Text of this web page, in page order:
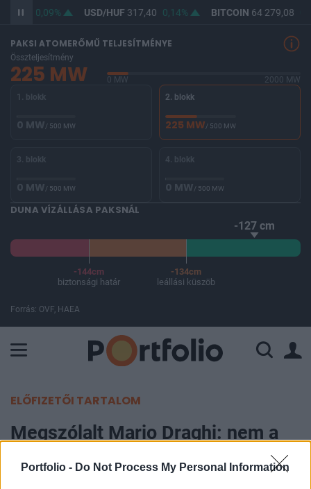
Portfolio - Do Not Process My Personal Information
0,09% USD/HUF 317,40 0,14% BITCOIN 64 279,08
PAKSI ATOMERŐMŰ TELJESÍTMÉNYE
Összteljesítmény
225 MW 0 MW
2000 MW
1. blokk
0 MW/ 500 MW
2. blokk
225 MW/ 500 MW
3. blokk
0 MW/ 500 MW
4. blokk
0 MW/ 500 MW
DUNA VÍZÁLLÁSA PAKSNÁL
-127 cm
-144cm
biztonsági határ
-134cm
leállási küszöb
Forrás: OVF, HAEA
ELŐFIZETŐI TARTALOM
Megszólalt Mario Draghi: nem a
meglévő munkahelyeket kellene
megvédeni